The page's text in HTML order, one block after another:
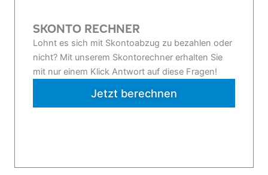
SKONTO RECHNER
Lohnt es sich mit Skontoabzug zu bezahlen oder
nicht? Mit unserem Skontorechner erhalten Sie
mit nur einem Klick Antwort auf diese Fragen!
Jetzt berechnen